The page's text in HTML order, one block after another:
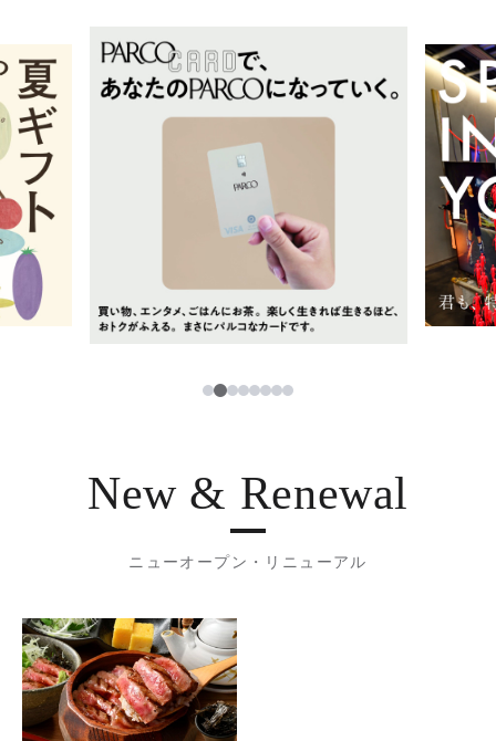
ニュース
レストラン・カフェ
TAX FREE
한국어
ภาษาไทย
日本語
1234567
New & Renewal
ニューオープン・リニューアル